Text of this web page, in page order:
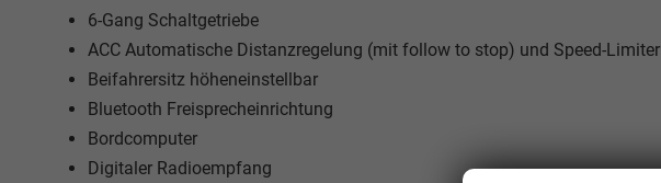
6-Gang Schaltgetriebe
ACC Automatische Distanzregelung (mit follow to stop) und Speed-Limiter
Beifahrersitz höheneinstellbar
Bluetooth Freisprecheinrichtung
Bordcomputer
Digitaler Radioempfang